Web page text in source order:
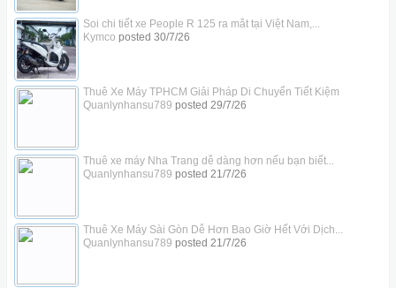
Soi chi tiết xe People R 125 ra mắt tại Việt Nam,...
Kymco posted 30/7/26
Thuê Xe Máy TPHCM Giải Pháp Di Chuyển Tiết Kiệm
Quanlynhansu789 posted 29/7/26
Thuê xe máy Nha Trang dễ dàng hơn nếu bạn biết...
Quanlynhansu789 posted 21/7/26
Thuê Xe Máy Sài Gòn Dễ Hơn Bao Giờ Hết Với Dịch...
Quanlynhansu789 posted 21/7/26